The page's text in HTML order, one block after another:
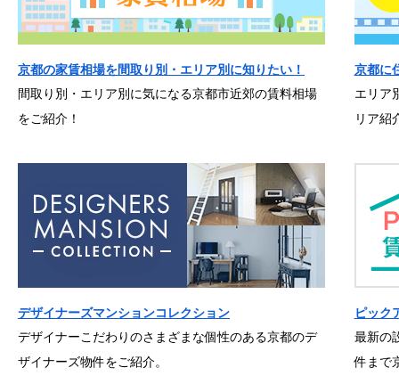
京都の家賃相場を間取り別・エリア別に知りたい！
間取り別・エリア別に気になる京都市近郊の賃料相場
をご紹介！
京都に
エリア
リア紹
デザイナーズマンションコレクション
デザイナーこだわりのさまざまな個性のある京都のデ
ザイナーズ物件をご紹介。
ピック
最新の
件まで